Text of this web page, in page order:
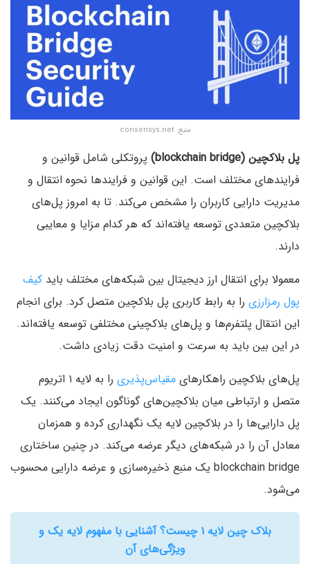
منبع: consensys.net
پل بلاکچین (blockchain bridge)
پروتکلی شامل قوانین و
فرایندهای مختلف است. این قوانین و فرایندها نحوه انتقال و
مدیریت دارایی کاربران را مشخص می‌کند. تا به امروز پل‌های
بلاکچین متعددی توسعه یافته‌اند که هر کدام مزایا و معایبی
دارند.
معمولا برای انتقال ارز دیجیتال بین شبکه‌های مختلف باید کیف
پول رمزارزی را به رابط کاربری پل بلاکچین متصل کرد. برای انجام
این انتقال پلتفرم‌ها و پل‌های بلاکچینی مختلفی توسعه یافته‌اند.
در این بین باید به سرعت و امنیت دقت زیادی داشت.
پل‌های بلاکچین راهکارهای مقیاس‌پذیری
را به لایه ۱ اتریوم
متصل و ارتباطی میان بلاکچین‌های گوناگون ایجاد می‌کنند. یک
پل دارایی‌ها را در بلاکچین لایه یک نگهداری کرده و همزمان
معادل آن را در شبکه‌های دیگر عرضه می‌کند. در چنین ساختاری
blockchain bridge یک منبع ذخیره‌سازی و عرضه دارایی محسوب
می‌شود.
بلاک چین لایه ۱ چیست؟ آشنایی با مفهوم لایه یک و
ویژگی‌های آن